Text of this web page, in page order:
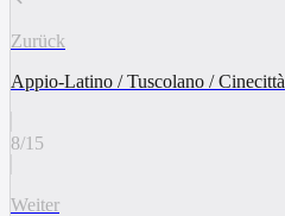
Zurück
Appio-Latino / Tuscolano / Cinecittà
8/15
Weiter